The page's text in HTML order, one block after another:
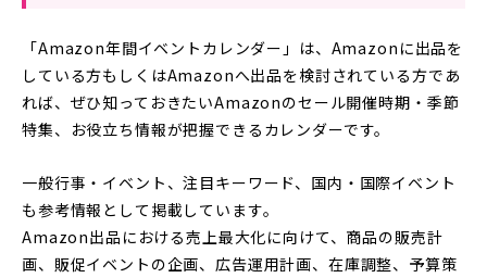
「Amazon年間イベントカレンダー」は、Amazonに出品を
している方もしくはAmazonへ出品を検討されている方であ
れば、ぜひ知っておきたいAmazonのセール開催時期・季節
特集、お役立ち情報が把握できるカレンダーです。
一般行事・イベント、注目キーワード、国内・国際イベント
も参考情報として掲載しています。
Amazon出品における売上最大化に向けて、商品の販売計
画、販促イベントの企画、広告運用計画、在庫調整、予算策